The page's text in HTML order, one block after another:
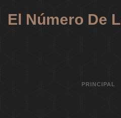
El Número De
PRINCIPAL